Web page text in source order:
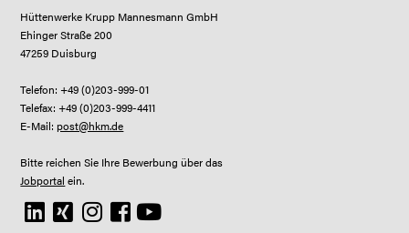
Koksproduktion nutzen wir im eigenen
Kraftwerk und erzeugen so den kompletten
Hüttenwerke Krupp Mannesmann GmbH
Ehinger Straße 200
47259 Duisburg
Telefon: +49 (0)203-999-01
Telefax: +49 (0)203-999-4411
E-Mail: post@hkm.de
Bitte reichen Sie Ihre Bewerbung über das
Jobportal ein.